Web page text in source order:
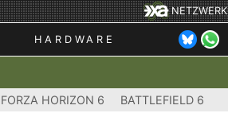
NETZWERK
HARDWARE
FORZA HORIZON 6 BATTLEFIELD 6